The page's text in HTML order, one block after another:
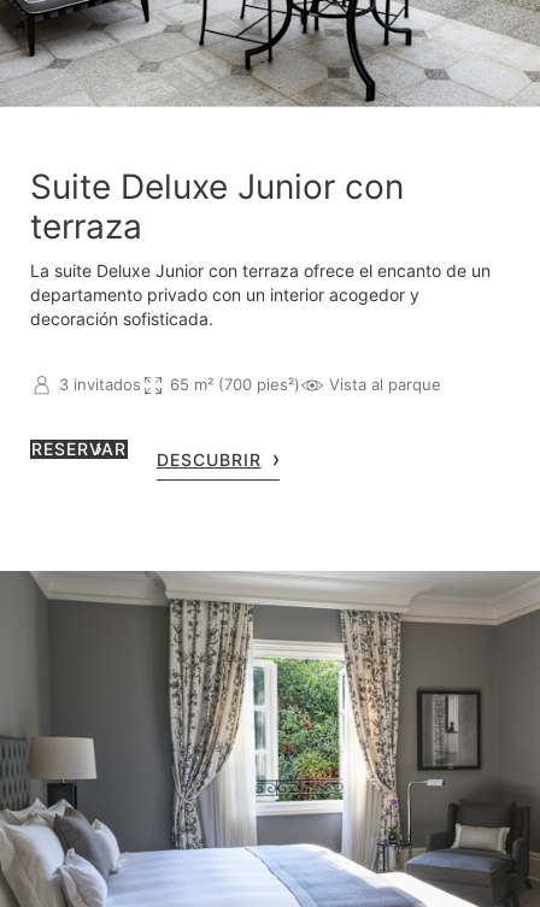
Suite Deluxe Junior con
terraza
La suite Deluxe Junior con terraza ofrece el encanto de un
departamento privado con un interior acogedor y
decoración sofisticada.
3 invitados 65 m² (700 pies²) Vista al parque
RESERVAR
DESCUBRIR